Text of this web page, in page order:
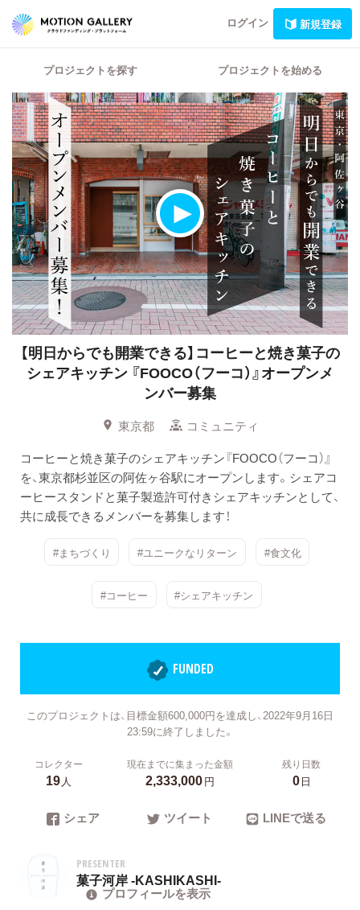
ログイン 新規登録
プロジェクトを探す プロジェクトを始める
【明日からでも開業できる】コーヒーと焼き菓子の
シェアキッチン 『FOOCO（フーコ）』オープンメ
ンバー募集
東京都
コミュニティ
コーヒーと焼き菓子のシェアキッチン『FOOCO（フーコ）』
を、東京都杉並区の阿佐ヶ谷駅にオープンします。シェアコ
ーヒースタンドと菓子製造許可付きシェアキッチンとして、
共に成長できるメンバーを募集します！
#まちづくり #ユニークなリターン #食文化
#コーヒー #シェアキッチン
FUNDED
このプロジェクトは、目標金額600,000円を達成し、2022年9月16日
23:59に終了しました。
コレクター
19人
現在までに集まった金額
2,333,000円
残り日数
0日
シェア ツイート LINEで送る
PRESENTER
菓子河岸 -KASHIKASHI-
プロフィールを表示